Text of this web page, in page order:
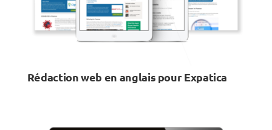
Rédaction web en anglais pour Expatica